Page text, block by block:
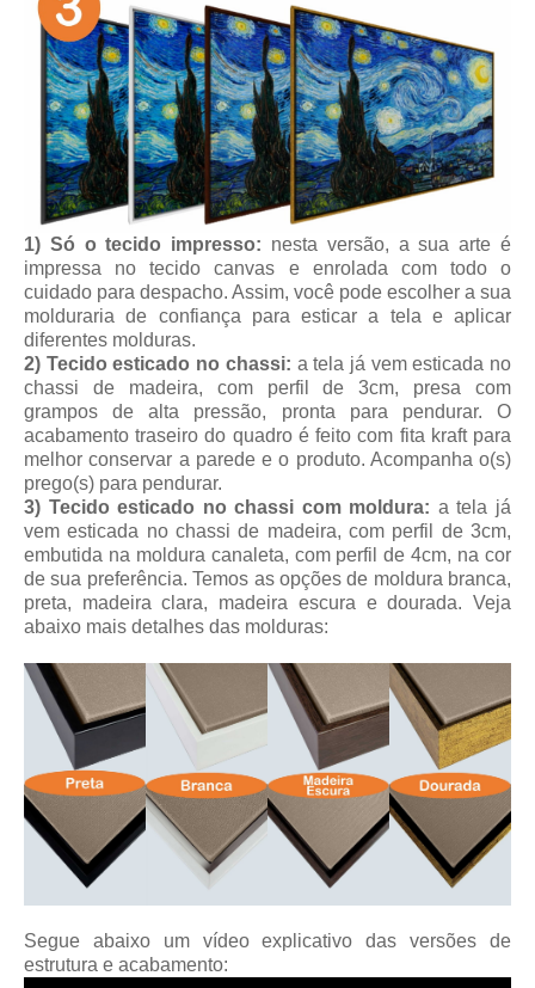
1) Só o tecido impresso: nesta versão, a sua arte é
impressa no tecido canvas e enrolada com todo o
cuidado para despacho. Assim, você pode escolher a sua
molduraria de confiança para esticar a tela e aplicar
diferentes molduras.
2) Tecido esticado no chassi: a tela já vem esticada no
chassi de madeira, com perfil de 3cm, presa com
grampos de alta pressão, pronta para pendurar. O
acabamento traseiro do quadro é feito com fita kraft para
melhor conservar a parede e o produto. Acompanha o(s)
prego(s) para pendurar.
3) Tecido esticado no chassi com moldura: a tela já
vem esticada no chassi de madeira, com perfil de 3cm,
embutida na moldura canaleta, com perfil de 4cm, na cor
de sua preferência. Temos as opções de moldura branca,
preta, madeira clara, madeira escura e dourada. Veja
abaixo mais detalhes das molduras:
Segue abaixo um vídeo explicativo das versões de
estrutura e acabamento: